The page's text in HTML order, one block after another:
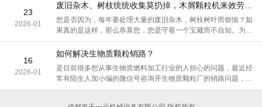
23
2026-01
废旧杂木、树枝统统收集莫扔掉，木屑颗粒机来效劳，轻松变废为宝
您是否因为，每年要处理大量的废旧杂木，树枝树叶而烦恼？如
果真的是这样，那么恭喜您，您是守着一个宝藏而不自知。为什
么要这么说呢？看了本文，您自明了。
16
2026-01
如何解决生物质颗粒销路？
是目前很多想从事生物质燃料加工行业的人担心的问题，最近经
常有陌生人加小编的微信号咨询开生物质颗粒厂的销路问题，其
实怎么解决销路问题也是大部分已经正在经营的生物质颗粒厂所